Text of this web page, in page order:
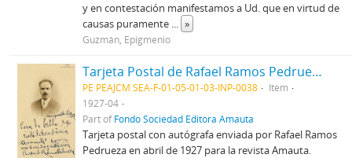
y en contestación manifestamos a Ud. que en virtud de
causas puramente ... »
Guzmán, Epigmenio
Tarjeta Postal de Rafael Ramos Pedrueza
PE PEAJCM SEA-F-01-05-01-03-INP-0038
Item
1927-04
Part ofFondo Sociedad Editora Amauta
Tarjeta postal con autógrafa enviada por Rafael Ramos
Pedrueza en abril de 1927 para la revista Amauta.